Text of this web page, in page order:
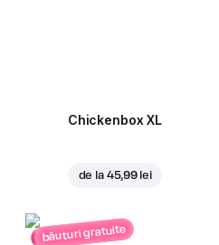
Chickenbox XL
de la 45,99 lei
băuturi gratuite